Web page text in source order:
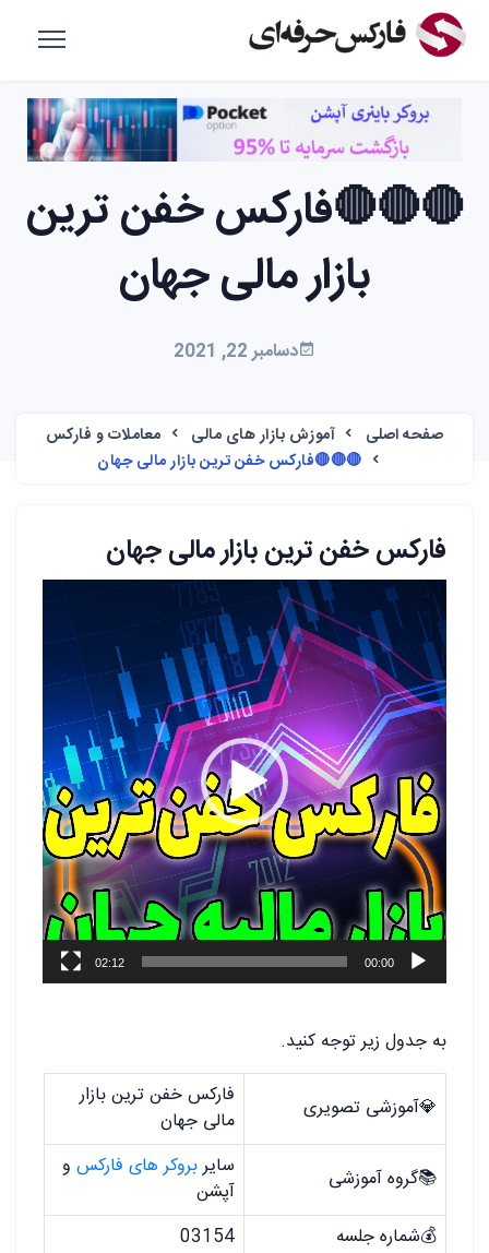
🔴🔴🔴فارکس خفن ترین
بازار مالی جهان
دسامبر 22, 2021
صفحه اصلی آموزش بازار های مالی
معاملات و فارکس
🔴🔴🔴فارکس خفن ترین بازار مالی جهان
فارکس خفن ترین بازار مالی جهان
نمایشگر
ویدیو
00:00
02:12
به جدول زیر توجه کنید.
💎آموزشی تصویری
فارکس خفن ترین بازار
مالی جهان
📚گروه آموزشی
سایربروکر های فارکس و
آپشن
💰شماره جلسه
03154